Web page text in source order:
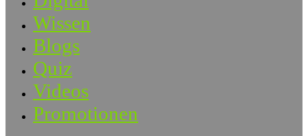
Wissen
Blogs
Quiz
Videos
Promotionen